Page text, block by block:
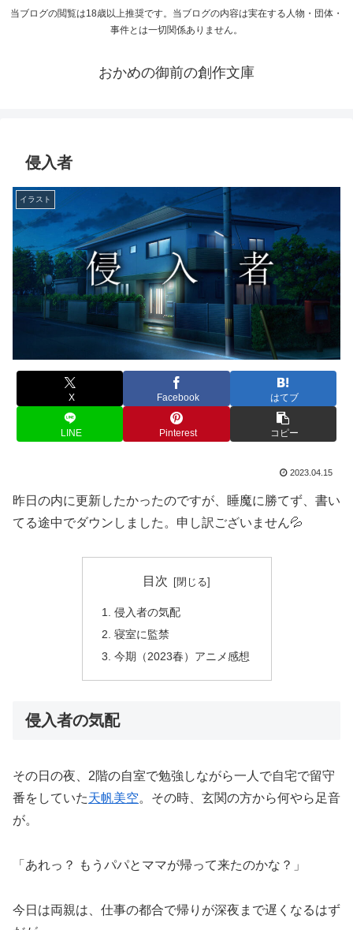
当ブログの閲覧は18歳以上推奨です。当ブログの内容は実在する人物・団体・
事件とは一切関係ありません。
おかめの御前の創作文庫
侵入者
イラスト
X Facebook はてブ
LINE Pinterest コピー
2023.04.15
昨日の内に更新したかったのですが、睡魔に勝てず、書い
てる途中でダウンしました。申し訳ございません💦
目次
侵入者の気配
寝室に監禁
今期（2023春）アニメ感想
侵入者の気配
その日の夜、2階の自室で勉強しながら一人で自宅で留守
番をしていた天帆美空。その時、玄関の方から何やら足音
が。
「あれっ？ もうパパとママが帰って来たのかな？」
今日は両親は、仕事の都合で帰りが深夜まで遅くなるはず